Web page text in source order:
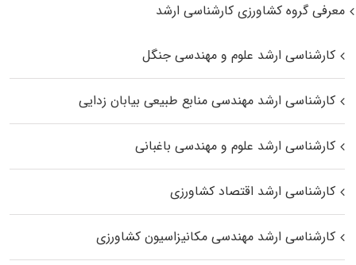
معرفی گروه کشاورزی کارشناسی ارشد
کارشناسی ارشد علوم و مهندسی جنگل
کارشناسی ارشد مهندسی منابع طبیعی بیابان زدایی
کارشناسی ارشد علوم و مهندسی باغبانی
کارشناسی ارشد اقتصاد کشاورزی
کارشناسی ارشد مهندسی مکانیزاسیون کشاورزی